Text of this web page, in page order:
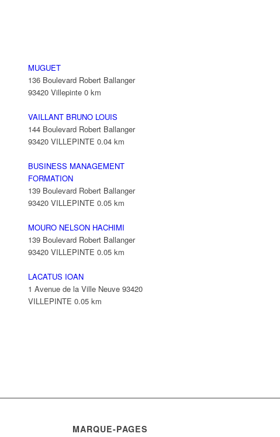
MUGUET
136 Boulevard Robert Ballanger
93420 Villepinte 0 km
VAILLANT BRUNO LOUIS
144 Boulevard Robert Ballanger
93420 VILLEPINTE 0.04 km
BUSINESS MANAGEMENT
FORMATION
139 Boulevard Robert Ballanger
93420 VILLEPINTE 0.05 km
MOURO NELSON HACHIMI
139 Boulevard Robert Ballanger
93420 VILLEPINTE 0.05 km
LACATUS IOAN
1 Avenue de la Ville Neuve 93420
VILLEPINTE 0.05 km
MARQUE-PAGES